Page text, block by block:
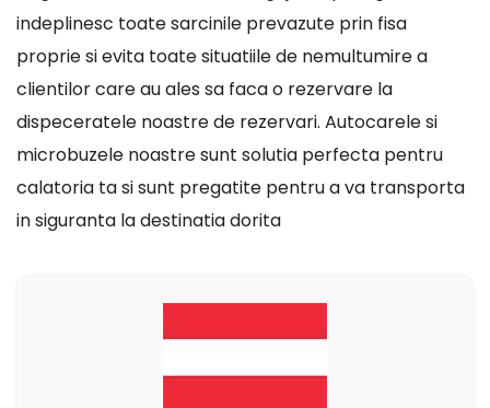
indeplinesc toate sarcinile prevazute prin fisa
proprie si evita toate situatiile de nemultumire a
clientilor care au ales sa faca o rezervare la
dispeceratele noastre de rezervari. Autocarele si
microbuzele noastre sunt solutia perfecta pentru
calatoria ta si sunt pregatite pentru a va transporta
in siguranta la destinatia dorita